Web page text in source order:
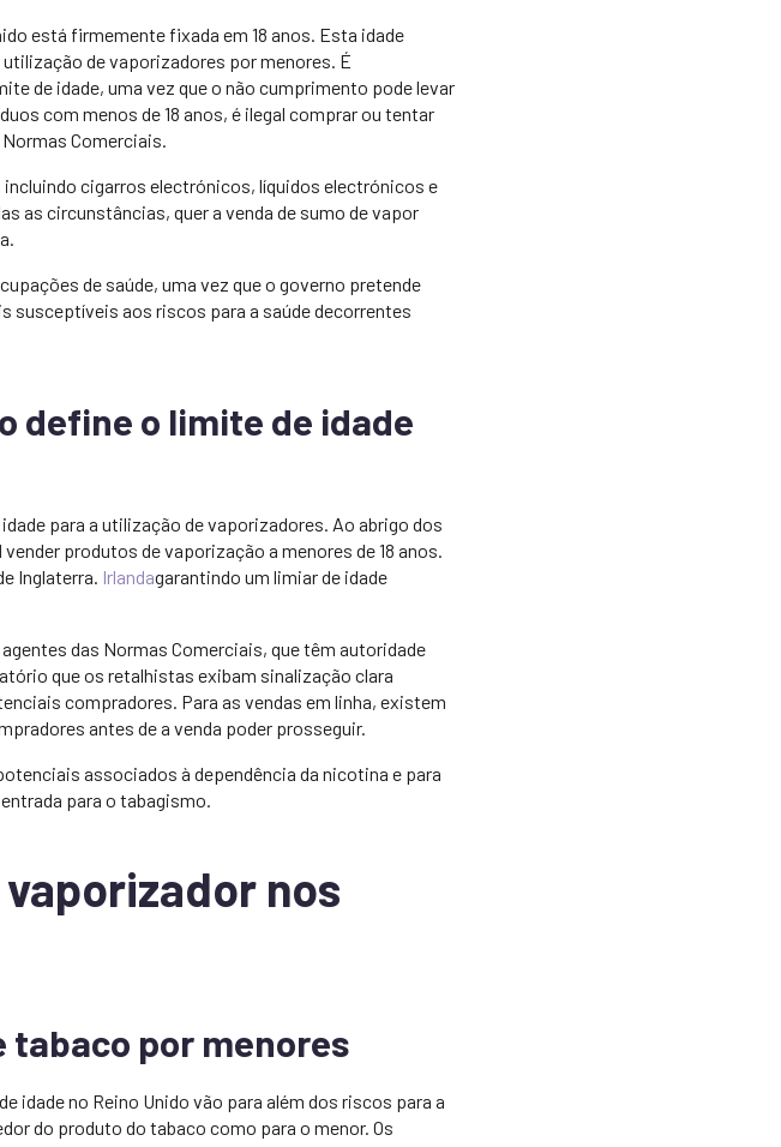
está firmemente fixada em 18 anos. Esta idade
de vaporizadores por menores. É
de idade, uma vez que o não cumprimento pode levar
com menos de 18 anos, é ilegal comprar ou tentar
Comerciais.
cigarros electrónicos, líquidos electrónicos e
as circunstâncias, quer a venda de sumo de vapor
de saúde, uma vez que o governo pretende
susceptíveis aos riscos para a saúde decorrentes
define o limite de idade
para a utilização de vaporizadores. Ao abrigo dos
produtos de vaporização a menores de 18 anos.
Inglaterra. Irlandagarantindo um limiar de idade
das Normas Comerciais, que têm autoridade
que os retalhistas exibam sinalização clara
compradores. Para as vendas em linha, existem
antes de a venda poder prosseguir.
associados à dependência da nicotina e para
para o tabagismo.
nos
tabaco por menores
idade no Reino Unido vão para além dos riscos para a
do produto do tabaco como para o menor. Os